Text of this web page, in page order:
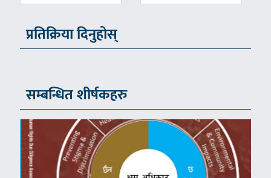
प्रतिक्रिया दिनुहोस्
सम्बन्धित शीर्षकहरु